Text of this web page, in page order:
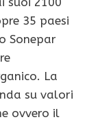
35 paesi
Sonepar
La
su valori
ovvero il